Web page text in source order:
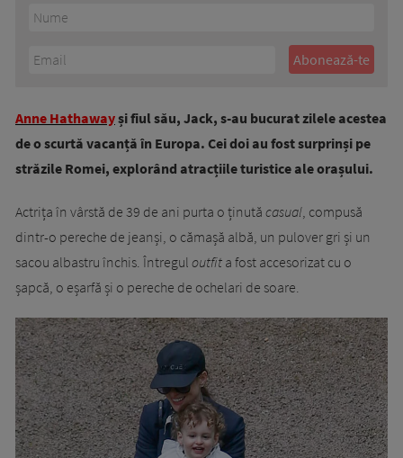
Anne Hathawayși fiul său, Jack, s-au bucurat zilele acestea
de o scurtă vacanță în Europa. Cei doi au fost surprinși pe
străzile Romei, explorând atracțiile turistice ale orașului.
Actrița în vârstă de 39 de ani purta o ținută casual, compusă
dintr-o pereche de jeanși, o cămașă albă, un pulover gri și un
sacou albastru închis. Întregul outfit a fost accesorizat cu o
șapcă, o eșarfă și o pereche de ochelari de soare.